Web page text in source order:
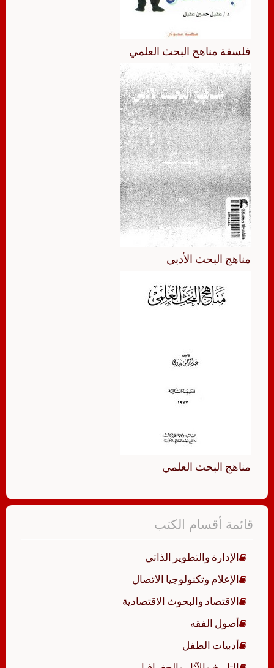
فلسفة مناهج البحث العلمي
مناهج البحث الأدبي
مناهج البحث العلمي
قائمة أقسام الكتب
الإدارة والتطوير الذاتي
الإعلام وتكنولوجيا الاتصال
الاقتصاد والبحوث الاقتصادية
أصول الفقه
أدبيات الطفل